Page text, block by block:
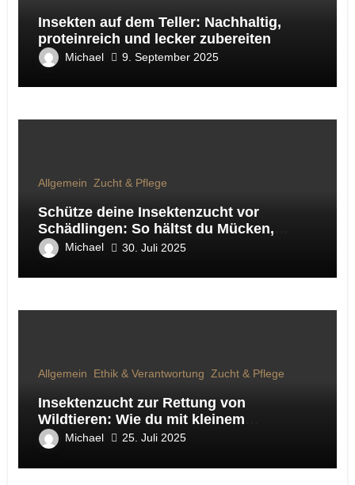
Insekten auf dem Teller: Nachhaltig,
proteinreich und lecker zubereiten
Michael 9. September 2025
Allgemein Zucht & Pflege
Schütze deine Insektenzucht vor
Schädlingen: So hältst du Mücken,
Fliegen & Co. fern
Michael 30. Juli 2025
Allgemein Ethik & Verantwortung Zucht & Pflege
Insektenzucht zur Rettung von
Wildtieren: Wie du mit kleinem
Engagement Großes bewirkst
Michael 25. Juli 2025